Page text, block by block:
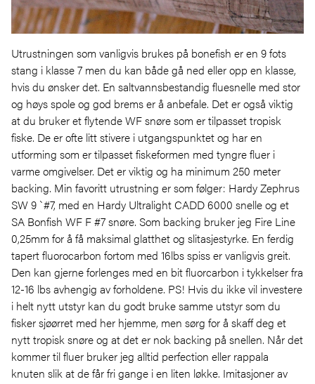
Utrustningen som vanligvis brukes på bonefish er en 9 fots
stang i klasse 7 men du kan både gå ned eller opp en klasse,
hvis du ønsker det. En saltvannsbestandig fluesnelle med stor
og høys spole og god brems er å anbefale. Det er også viktig
at du bruker et flytende WF snøre som er tilpasset tropisk
fiske. De er ofte litt stivere i utgangspunktet og har en
utforming som er tilpasset fiskeformen med tyngre fluer i
varme omgivelser. Det er viktig og ha minimum 250 meter
backing. Min favoritt utrustning er som følger: Hardy Zephrus
SW 9 `#7, med en Hardy Ultralight CADD 6000 snelle og et
SA Bonfish WF F #7 snøre. Som backing bruker jeg Fire Line
0,25mm for å få maksimal glatthet og slitasjestyrke. En ferdig
tapert fluorocarbon fortom med 16lbs spiss er vanligvis greit.
Den kan gjerne forlenges med en bit fluorcarbon i tykkelser fra
12-16 lbs avhengig av forholdene. PS! Hvis du ikke vil investere
i helt nytt utstyr kan du godt bruke samme utstyr som du
fisker sjøørret med her hjemme, men sørg for å skaff deg et
nytt tropisk snøre og at det er nok backing på snellen. Når det
kommer til fluer bruker jeg alltid perfection eller rappala
knuten slik at de får fri gange i en liten løkke. Imitasjoner av